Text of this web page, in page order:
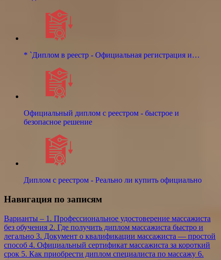
* `Диплом в реестр - Официальная регистрация и…
Официальный диплом с реестром - быстрое и
безопасное решение
Диплом с реестром - Реально ли купить официально
Навигация по записям
Варианты – 1. Профессиональное удостоверение массажиста
без обучения 2. Где получить диплом массажиста быстро и
легально 3. Документ о квалификации массажиста — простой
способ 4. Официальный сертификат массажиста за короткий
срок 5. Как приобрести диплом специалиста по массажу 6.